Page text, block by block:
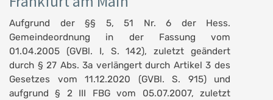
Aufgrund der §§ 5, 51 Nr. 6 der Hess.
Gemeindeordnung in der Fassung vom
01.04.2005 (GVBl. I, S. 142), zuletzt geändert
durch § 27 Abs. 3a verlängert durch Artikel 3 des
Gesetzes vom 11.12.2020 (GVBl. S. 915) und
aufgrund § 2 III FBG vom 05.07.2007, zuletzt